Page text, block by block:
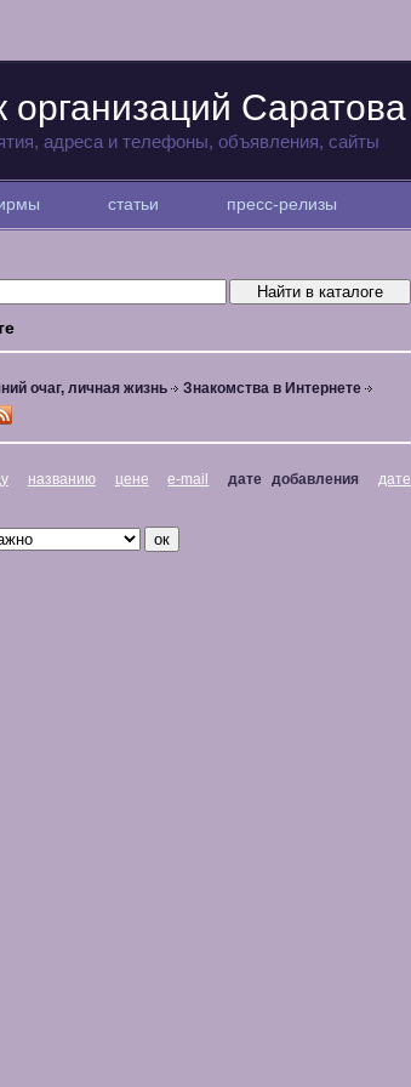
организаций Саратова
адреса и телефоны, объявления, сайты
статьи пресс-релизы
очаг, личная жизнь Знакомства в Интернете
названию цене e-mail дате добавления
дате